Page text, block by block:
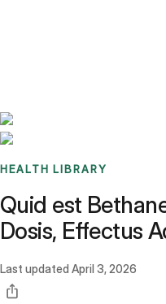
HEALTH LIBRARY
Quid est
Dosis, Effectus
Last updated April 3, 2026